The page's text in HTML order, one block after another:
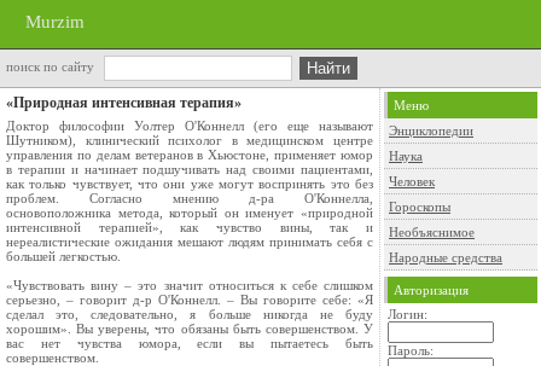
Murzim
поиск по сайту
«Природная интенсивная терапия»
Доктор философии Уолтер О'Коннелл (его еще называют
Шутником), клинический психолог в медицинском центре
управления по делам ветеранов в Хьюстоне, применяет юмор
в терапии и начинает подшучивать над своими пациентами,
как только чувствует, что они уже могут воспринять это без
проблем. Согласно мнению д-ра О'Коннелла,
основоположника метода, который он именует «природной
интенсивной терапией», как чувство вины, так и
нереалистические ожидания мешают людям принимать себя с
большей легкостью.
«Чувствовать вину – это значит относиться к себе слишком
серьезно, – говорит д-р О'Коннелл. – Вы говорите себе: «Я
сделал это, следовательно, я больше никогда не буду
хорошим». Вы уверены, что обязаны быть совершенством. У
вас нет чувства юмора, если вы пытаетесь быть
совершенством.
Меню
Энциклопедии
Наука
Человек
Гороскопы
Необъяснимое
Народные средства
Авторизация
Логин:
Пароль: